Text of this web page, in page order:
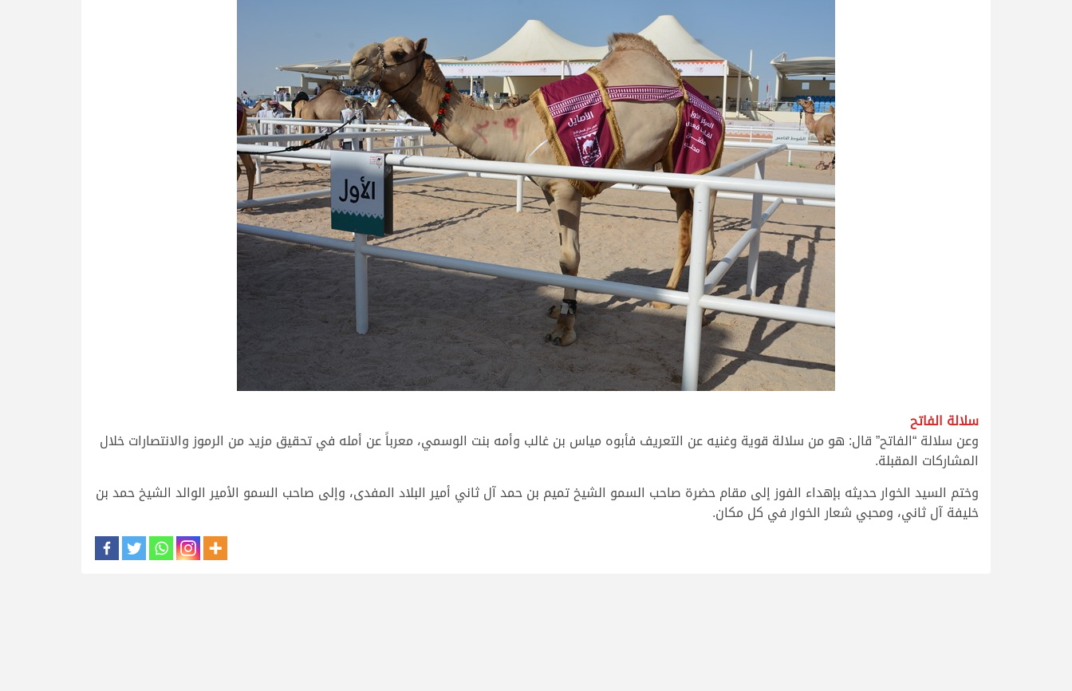
سلالة الفاتح
وعن سلالة “الفاتح” قال: هو من سلالة قوية وغنيه عن التعريف فأبوه مياس بن غالب وأمه بنت الوسمي، معرباً عن أمله في تحقيق مزيد من الرموز والانتصارات خلال
المشاركات المقبلة.
وختم السيد الخوار حديثه بإهداء الفوز إلى مقام حضرة صاحب السمو الشيخ تميم بن حمد آل ثاني أمير البلاد المفدى، وإلى صاحب السمو الأمير الوالد الشيخ حمد بن
خليفة آل ثاني، ومحبي شعار الخوار في كل مكان.